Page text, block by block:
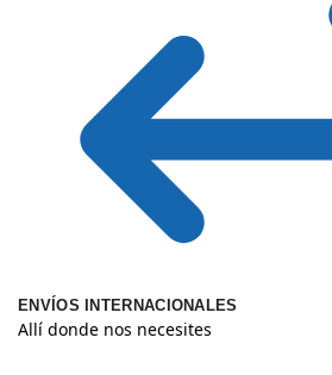
ENVÍOS INTERNACIONALES
Allí donde nos necesites